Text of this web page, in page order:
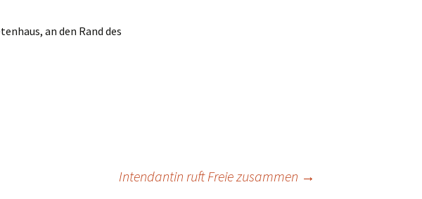
an den Rand des
Intendantin ruft Freie zusammen →